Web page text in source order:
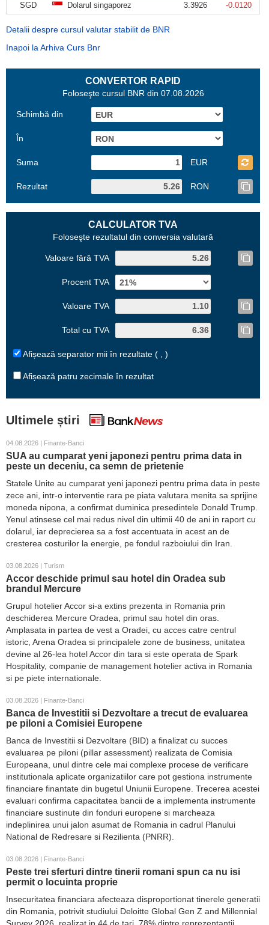
SGD
Dolarul singaporez 3.3926 -0.0120
Detalii despre cursul valutar stabilit de BNR
Inapoi la Arhiva Curs Bnr
CONVERTOR RAPID
Foloseşte cursul BNR din 07.08.2026
Schimbă din
În
Suma EUR
Rezultat RON
CALCULATOR TVA
Foloseşte rezultatul din conversia valutară
Valoare fără TVA
Procent TVA
Valoare TVA
Total cu TVA
Afișează separator mii în rezultate ( , )
Afișează patru zecimale în rezultat
Ultimele știri
04.08.2026 | Finante-Banci
SUA au cumparat yeni japonezi pentru prima data in
peste un deceniu, ca semn de prietenie
Statele Unite au cumparat yeni japonezi pentru prima data in peste
zece ani, intr-o interventie rara pe piata valutara menita sa sprijine
moneda nipona, a confirmat duminica presedintele Donald Trump.
Yenul atinsese cel mai redus nivel din ultimii 40 de ani in raport cu
dolarul, iar deprecierea sa a fost accentuata in acest an de
cresterea costurilor la energie, pe fondul razboiului din Iran.
03.08.2026 | Turism
Accor deschide primul sau hotel din Oradea sub
brandul Mercure
Grupul hotelier Accor si-a extins prezenta in Romania prin
deschiderea Mercure Oradea, primul sau hotel din oras.
Amplasata in partea de vest a Oradei, cu acces catre centrul
istoric, Arena Oradea si principalele zone de business, unitatea
devine al 26-lea hotel Accor din tara si este operata de Spark
Hospitality, companie de management hotelier activa in Romania
si pe piete internationale.
03.08.2026 | Finante-Banci
Banca de Investitii si Dezvoltare a trecut de evaluarea
pe piloni a Comisiei Europene
Banca de Investitii si Dezvoltare (BID) a finalizat cu succes
evaluarea pe piloni (pillar assessment) realizata de Comisia
Europeana, unul dintre cele mai complexe procese de verificare
institutionala aplicate organizatiilor care pot gestiona instrumente
financiare finantate din bugetul Uniunii Europene. Trecerea acestei
evaluari confirma capacitatea bancii de a implementa instrumente
financiare sustinute din fonduri europene si marcheaza
indeplinirea unui jalon asumat de Romania in cadrul Planului
National de Redresare si Rezilienta (PNRR).
03.08.2026 | Finante-Banci
Peste trei sferturi dintre tinerii romani spun ca nu isi
permit o locuinta proprie
Insecuritatea financiara afecteaza disproportionat tinerele generatii
din Romania, potrivit studiului Deloitte Global Gen Z and Millennial